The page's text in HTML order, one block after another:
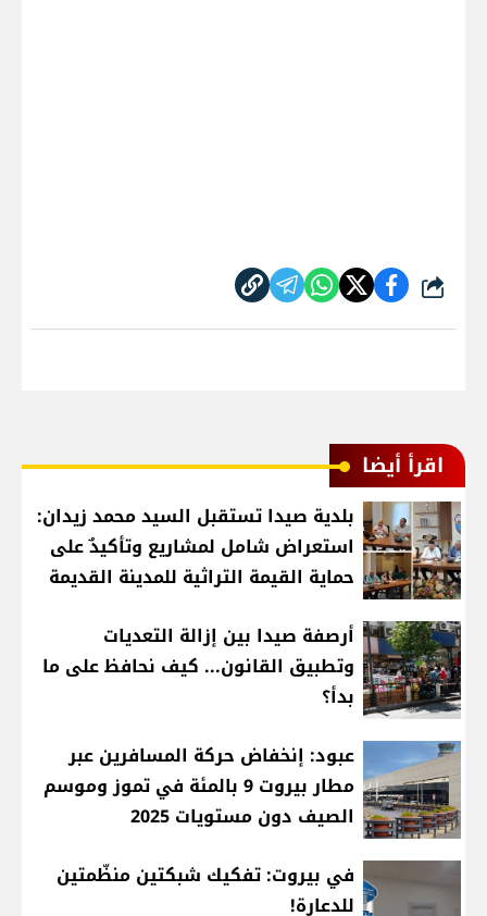
شارك
اقرأ أيضا
بلدية صيدا تستقبل السيد محمد زيدان:
استعراض شامل لمشاريع وتأكيدٌ على
حماية القيمة التراثية للمدينة القديمة
أرصفة صيدا بين إزالة التعديات
وتطبيق القانون... كيف نحافظ على ما
بدأ؟
عبود: إنخفاض حركة المسافرين عبر
مطار بيروت 9 بالمئة في تموز وموسم
الصيف دون مستويات 2025
في بيروت: تفكيك شبكتين منظّمتين
للدعارة!